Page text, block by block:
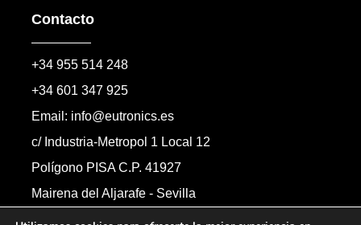
Contacto
+34 955 514 248
+34 601 347 925
Email: info@eutronics.es
c/ Industria-Metropol 1 Local 12
Polígono PISA C.P. 41927
Mairena del Aljarafe - Sevilla
Formulario de contacto